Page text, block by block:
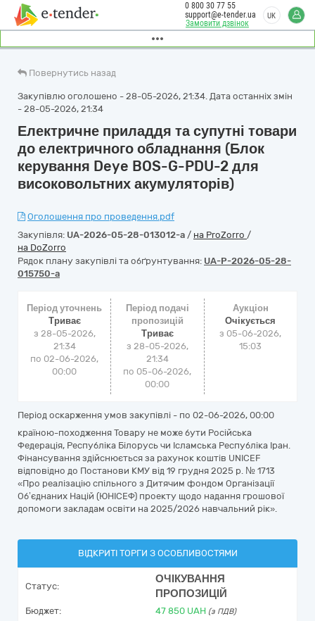
Замовити дзвінок
0 800 30 77 55
support@e-tender.ua
UK
Повернутись назад
Закупівлю оголошено - 28-05-2026, 21:34. Дата останніх змін
- 28-05-2026, 21:34
Електричне приладдя та супутні товари
до електричного обладнання (Блок
керування Deye BOS-G-PDU-2 для
високовольтних акумуляторів)
Оголошення про проведення.pdf
Закупівля: UA-2026-05-28-013012-a / на ProZorro /
на DoZorro
Рядок плану закупівлі та обґрунтування: UA-P-2026-05-28-
015750-a
Період уточнень
Триває
з 28-05-2026,
21:34
по 02-06-2026,
00:00
Період подачі
пропозицій
Триває
з 28-05-2026,
21:34
по 05-06-2026,
00:00
Аукціон
Очікується
з 05-06-2026,
15:03
Період оскарження умов закупівлі - по 02-06-2026, 00:00
країною-походження Товару не може бути Російська
Федерація, Республіка Білорусь чи Ісламська Республіка Іран.
Фінансування здійснюється за рахунок коштів UNICEF
відповідно до Постанови КМУ від 19 грудня 2025 р. № 1713
«Про реалізацію спільного з Дитячим фондом Організації
Об’єднаних Націй (ЮНІСЕФ) проекту щодо надання грошової
допомоги закладам освіти на 2025/2026 навчальний рік».
ВІДКРИТІ ТОРГИ З ОСОБЛИВОСТЯМИ
Статус:
ОЧІКУВАННЯ
ПРОПОЗИЦІЙ
Бюджет: 47 850 UAH (з ПДВ)